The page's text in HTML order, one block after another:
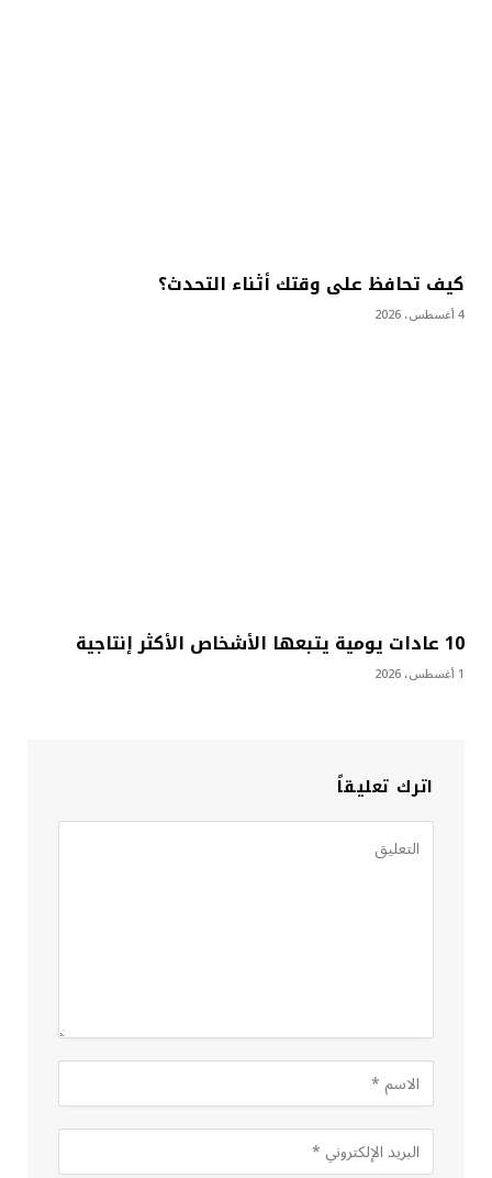
كيف تحافظ على وقتك أثناء التحدث؟
4 أغسطس، 2026
10 عادات يومية يتبعها الأشخاص الأكثر إنتاجية
1 أغسطس، 2026
اترك تعليقاً